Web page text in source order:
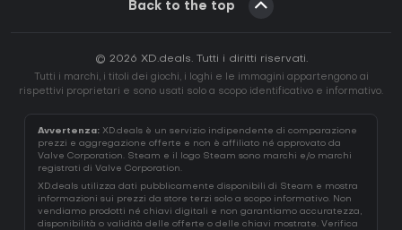
Back to the top
© 2026 XD.deals. Tutti i diritti riservati.
Tutti i marchi, i titoli dei giochi, i loghi e le immagini appartengono ai
rispettivi proprietari e sono usati solo a scopo identificativo e informativo.
Avvertenza: XD.deals è un servizio indipendente di comparazione
prezzi e aggregazione offerte e non è affiliato né approvato da
Valve Corporation. Steam e il logo Steam sono marchi e/o marchi
registrati di Valve Corporation.
XD.deals utilizza dati pubblicamente disponibili di Steam e mostra
informazioni sui prezzi da store terzi solo a scopo informativo. Non
vendiamo prodotti né chiavi digitali e non garantiamo accuratezza,
disponibilità o validità delle offerte o delle chiavi mostrate. Verifica